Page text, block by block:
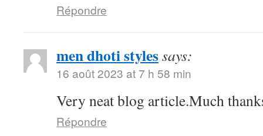
Répondre
men dhoti stylessays:
16 août 2023 at 7 h 58 min
Very neat blog article.Much
Répondre